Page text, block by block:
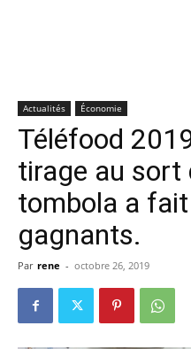
Actualités Économie
Téléfood
tirage au sort
tombola a
gagnants.
Par rene - octobre 26, 2019